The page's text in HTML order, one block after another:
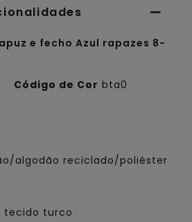
e fecho Azul rapazes 8-
Código de Cor bta0
algodão reciclado/poliéster
tecido turco